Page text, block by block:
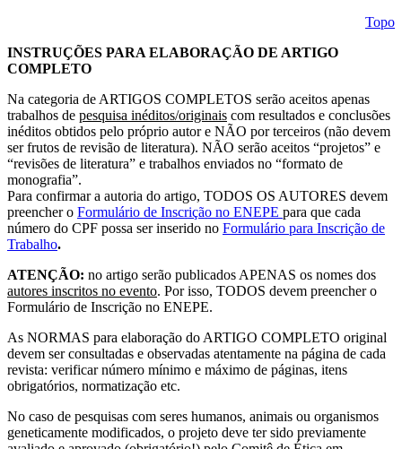
Topo
INSTRUÇÕES PARA ELABORAÇÃO DE ARTIGO
COMPLETO
Na categoria de ARTIGOS COMPLETOS serão aceitos apenas
trabalhos de pesquisa inéditos/originais com resultados e conclusões
inéditos obtidos pelo próprio autor e NÃO por terceiros (não devem
ser frutos de revisão de literatura). NÃO serão aceitos “projetos” e
“revisões de literatura” e trabalhos enviados no “formato de
monografia”.
Para confirmar a autoria do artigo, TODOS OS AUTORES devem
preencher o Formulário de Inscrição no ENEPE para que cada
número do CPF possa ser inserido no Formulário para Inscrição de
Trabalho.
ATENÇÃO: no artigo serão publicados APENAS os nomes dos
autores inscritos no evento. Por isso, TODOS devem preencher o
Formulário de Inscrição no ENEPE.
As NORMAS para elaboração do ARTIGO COMPLETO original
devem ser consultadas e observadas atentamente na página de cada
revista: verificar número mínimo e máximo de páginas, itens
obrigatórios, normatização etc.
No caso de pesquisas com seres humanos, animais ou organismos
geneticamente modificados, o projeto deve ter sido previamente